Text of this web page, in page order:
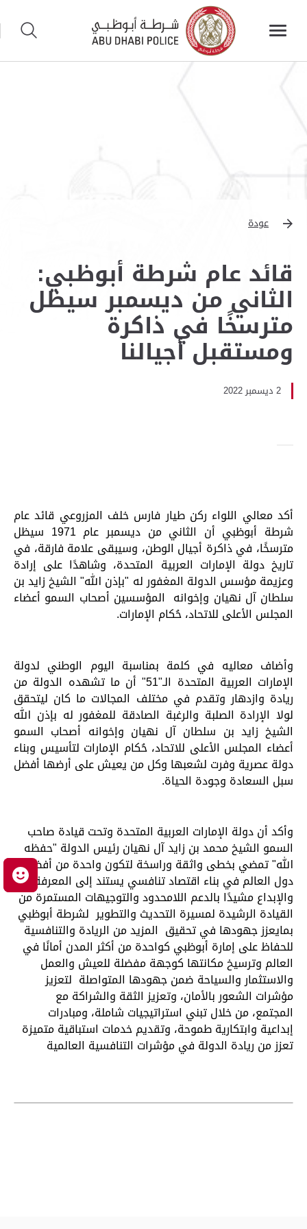
عودة
قائد عام شرطة أبوظبي:
الثاني من ديسمبر سيظل
مترسخًا في ذاكرة
ومستقبل أجيالنا
2 ديسمبر 2022
أكد معالي اللواء ركن طيار فارس خلف المزروعي قائد عام
شرطة أبوظبي أن الثاني من ديسمبر عام 1971 سيظل
مترسخًا، في ذاكرة أجيال الوطن، وسيبقى علامة فارقة، في
تاريخ دولة الإمارات العربية المتحدة، وشاهدًا على إرادة
وعزيمة مؤسس الدولة المغفور له "بإذن الله" الشيخ زايد بن
سلطان آل نهيان وإخوانه المؤسسين أصحاب السمو أعضاء
المجلس الأعلى للاتحاد، حُكام الإمارات.
وأضاف معاليه في كلمة بمناسبة اليوم الوطني لدولة
الإمارات العربية المتحدة الـ"51" أن ما تشهده الدولة من
ريادة وازدهار وتقدم في مختلف المجالات ما كان ليتحقق
لولا الإرادة الصلبة والرغبة الصادقة للمغفور له بإذن الله
الشيخ زايد بن سلطان آل نهيان وإخوانه أصحاب السمو
أعضاء المجلس الأعلى للاتحاد، حُكام الإمارات لتأسيس وبناء
دولة عصرية وفرت لشعبها وكل من يعيش على أرضها أفضل
سبل السعادة وجودة الحياة.
وأكد أن دولة الإمارات العربية المتحدة وتحت قيادة صاحب
السمو الشيخ محمد بن زايد آل نهيان رئيس الدولة "حفظه
الله" تمضي بخطى واثقة وراسخة لتكون واحدة من أفضل
دول العالم في بناء اقتصاد تنافسي يستند إلى المعرفة
والإبداع مشيدًا بالدعم اللامحدود والتوجيهات المستمرة من
القيادة الرشيدة لمسيرة التحديث والتطوير لشرطة أبوظبي
بمايعزز جهودها في تحقيق المزيد من الريادة والتنافسية
للحفاظ على إمارة أبوظبي كواحدة من أكثر المدن أمانًا في
العالم وترسيخ مكانتها كوجهة مفضلة للعيش والعمل
والاستثمار والسياحة ضمن جهودها المتواصلة لتعزيز
مؤشرات الشعور بالأمان، وتعزيز الثقة والشراكة مع
المجتمع، من خلال تبني استراتيجيات شاملة، ومبادرات
إبداعية وابتكارية طموحة، وتقديم خدمات استباقية متميزة
تعزز من ريادة الدولة في مؤشرات التنافسية العالمية